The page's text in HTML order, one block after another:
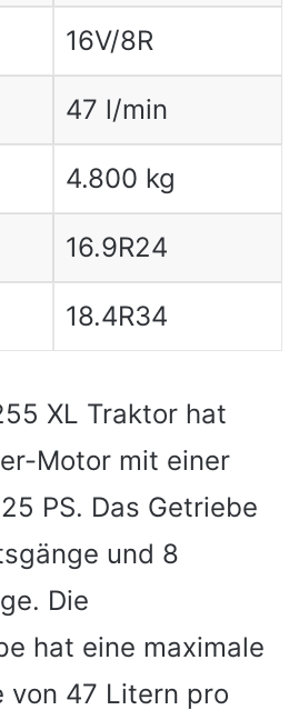
16V/8R
47 l/min
4.800 kg
16.9R24
18.4R34
XL Traktor hat
Motor mit einer
PS. Das Getriebe
und 8
Die
hat eine maximale
von 47 Litern pro